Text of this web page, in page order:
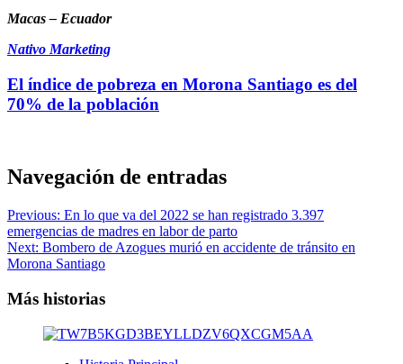
Macas – Ecuador
Nativo Marketing
El índice de pobreza en Morona Santiago es del
70% de la población
Navegación de entradas
Previous: En lo que va del 2022 se han registrado 3.397
emergencias de madres en labor de parto
Next: Bombero de Azogues murió en accidente de tránsito en
Morona Santiago
Más historias